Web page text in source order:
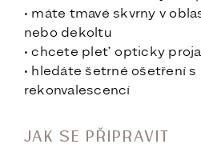
• máte tmavé skvrny v
nebo dekoltu
• chcete pleť opticky
• hledáte šetrné ošetření
rekonvalescencí
JAK SE PŘIPRAVIT